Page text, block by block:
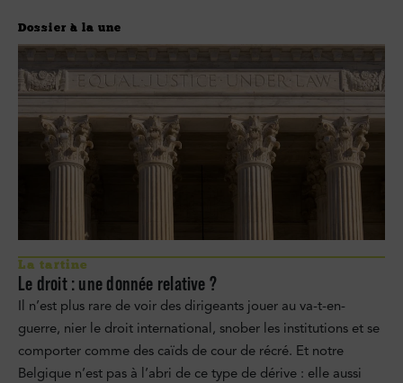
Dossier à la une
La tartine
Le droit : une donnée relative ?
Il n’est plus rare de voir des dirigeants jouer au va-t-en-
guerre, nier le droit international, snober les institutions et se
comporter comme des caïds de cour de récré. Et notre
Belgique n’est pas à l’abri de ce type de dérive : elle aussi